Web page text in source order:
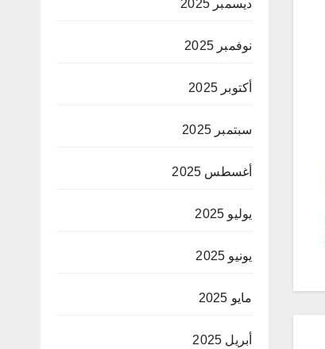
ديسمبر 2025
نوفمبر 2025
أكتوبر 2025
سبتمبر 2025
أغسطس 2025
يوليو 2025
يونيو 2025
مايو 2025
أبريل 2025